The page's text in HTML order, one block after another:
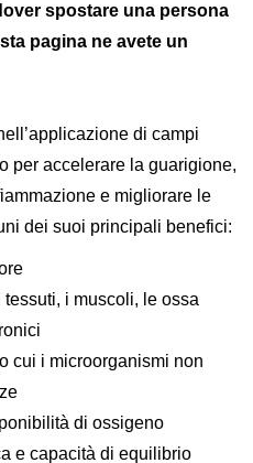
spostare una persona
pagina ne avete un
di campi
per accelerare la guarigione,
e migliorare le
dei suoi principali benefici:
i muscoli, le ossa
cui i microorganismi non
di ossigeno
e capacità di equilibrio